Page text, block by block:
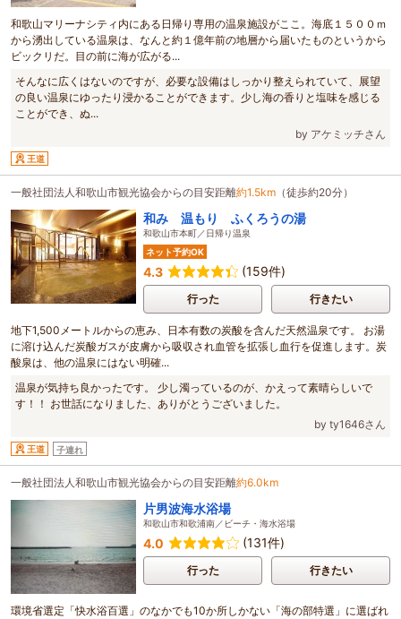
和歌山マリーナシティ内にある日帰り専用の温泉施設がここ。海底１５００ｍ
から湧出している温泉は、なんと約１億年前の地層から届いたものというから
ビックリだ。目の前に海が広がる...
そんなに広くはないのですが、必要な設備はしっかり整えられていて、展望
の良い温泉にゆったり浸かることができます。少し海の香りと塩味を感じる
ことができ、ぬ...
by アケミッチさん
王道
一般社団法人和歌山市観光協会からの目安距離約1.5km （徒歩約20分）
和み 温もり ふくろうの湯
和歌山市本町／日帰り温泉
ネット予約OK
4.3 (159件)
行った 行きたい
地下1,500メートルからの恵み、日本有数の炭酸を含んだ天然温泉です。 お湯
に溶け込んだ炭酸ガスが皮膚から吸収され血管を拡張し血行を促進します。炭
酸泉は、他の温泉にはない明確...
温泉が気持ち良かったです。 少し濁っているのが、かえって素晴らしいで
す！！ お世話になりました、ありがとうございました。
by ty1646さん
王道 子連れ
一般社団法人和歌山市観光協会からの目安距離約6.0km
片男波海水浴場
和歌山市和歌浦南／ビーチ・海水浴場
4.0 (131件)
行った 行きたい
環境省選定「快水浴百選」のなかでも10か所しかない「海の部特選」に選ばれ